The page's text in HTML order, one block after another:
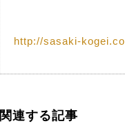
http://sasaki-
関連する記事